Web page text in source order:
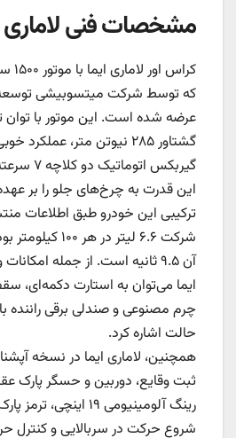
مشخصات فنی لاماری
که توسط شرکت میتسوبیشی توسعه
گشتاور ۲۸۵ نیوتن متر،
گیربکس
این قدرت به چرخ‌های جلو را بر
ترکیبی این خودرو طبق اطلاعات
شرکت ۶.۶ لیتر
آن ۹.۵ ثانیه است. از جمله
ایما می‌توان به استارت دکمه‌ای،
حالت اشاره کرد.
همچنین، لاماری ایما در نسخه
ثبت وقایع، دوربین و حسگر
رینگ آلومینیومی ۱۹
شروع حرکت در سربالایی و کنترل